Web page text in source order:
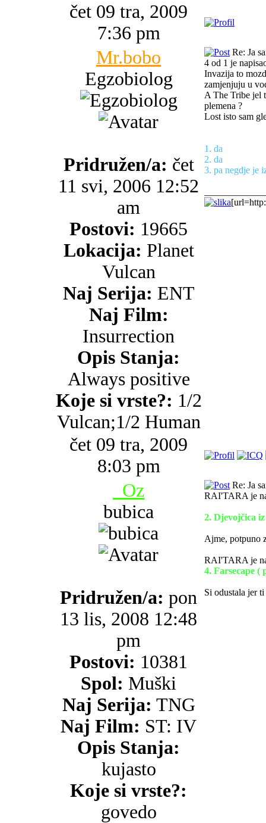
čet 09 tra, 2009
7:36 pm
Mr.bobo
Egzobiolog
Pridružen/a: čet
11 svi, 2006 12:52
am
Postovi: 19665
Lokacija: Planet
Vulcan
Naj Serija: ENT
Naj Film:
Insurrection
Opis Stanja:
Always positive
Koje si vrste?: 1/2
Vulcan;1/2 Human
Re: Ja
4 od 1 je
Invazija to
zamjenjuju u
A The Tribe jel
plemena ?
Lost isto sam
1. da
2. da
3. pa negdje je
čet 09 tra, 2009
8:03 pm
_Oz
bubica
Pridružen/a: pon
13 lis, 2008 12:48
pm
Postovi: 10381
Spol: Muški
Naj Serija: TNG
Naj Film: ST: IV
Opis Stanja:
kujasto
Koje si vrste?:
govedo
Re: Ja
RAI'TARA je
2. Djevojčica
Ajme, potpuno
RAI'TARA je
4. Farsecape (
Si odustala jer